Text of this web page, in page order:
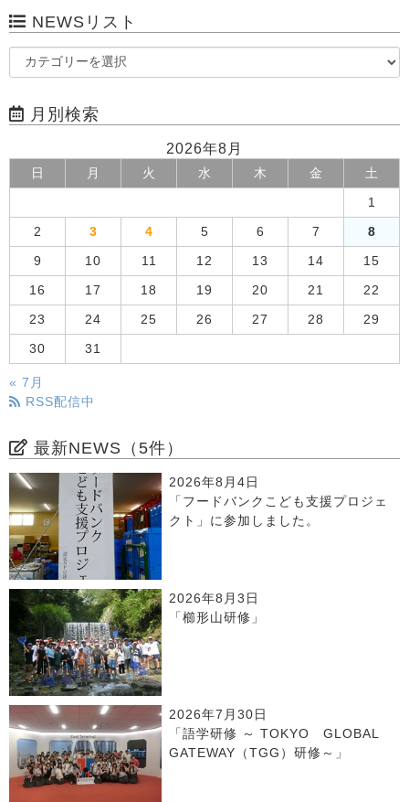
NEWSリスト
月別検索
2026年8月
日 月 火 水 木 金 土
1
2 3 4 5 6 7 8
9 10 11 12 13 14 15
16 17 18 19 20 21 22
23 24 25 26 27 28 29
30 31
« 7月
RSS配信中
最新NEWS（5件）
2026年8月4日
「フードバンクこども支援プロジェ
クト」に参加しました。
2026年8月3日
「櫛形山研修」
2026年7月30日
「語学研修 ～ TOKYO GLOBAL
GATEWAY（TGG）研修～」